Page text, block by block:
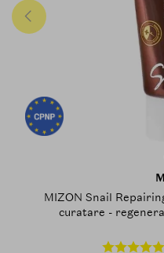
MIZON Snail
curatare -